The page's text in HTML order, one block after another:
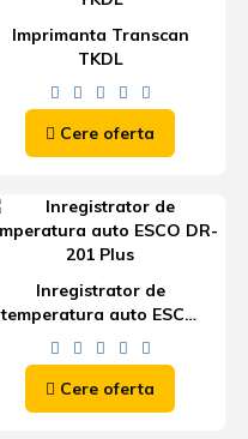
Imprimanta Transcan
TKDL
Cere oferta
Inregistrator de
temperatura auto ESCO
DR-201 Plus
Cere oferta